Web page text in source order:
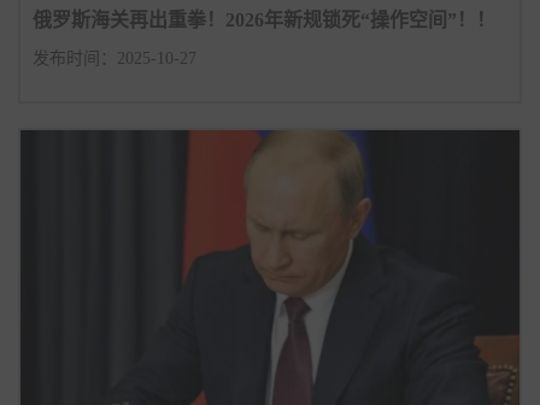
俄罗斯海关再出重拳！2026年新规锁死“操作空间”！！
发布时间：2025-10-27